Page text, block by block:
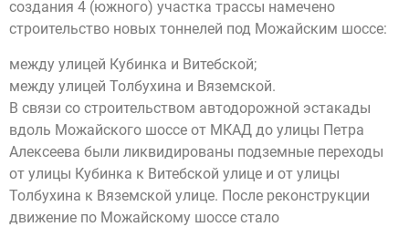
создания 4 (южного) участка трассы намечено
строительство новых тоннелей под Можайским шоссе:
между улицей Кубинка и Витебской;
между улицей Толбухина и Вяземской.
В связи со строительством автодорожной эстакады
вдоль Можайского шоссе от МКАД до улицы Петра
Алексеева были ликвидированы подземные переходы
от улицы Кубинка к Витебской улице и от улицы
Толбухина к Вяземской улице. После реконструкции
движение по Можайскому шоссе стало